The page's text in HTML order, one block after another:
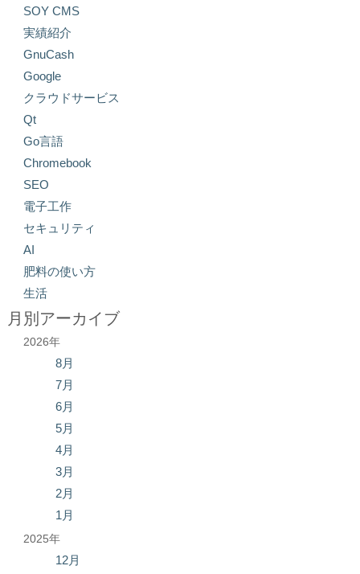
SOY CMS
実績紹介
GnuCash
Google
クラウドサービス
Qt
Go言語
Chromebook
SEO
電子工作
セキュリティ
AI
肥料の使い方
生活
月別アーカイブ
2026年
8月
7月
6月
5月
4月
3月
2月
1月
2025年
12月